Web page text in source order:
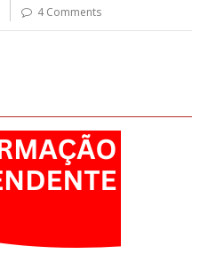
4 Comments